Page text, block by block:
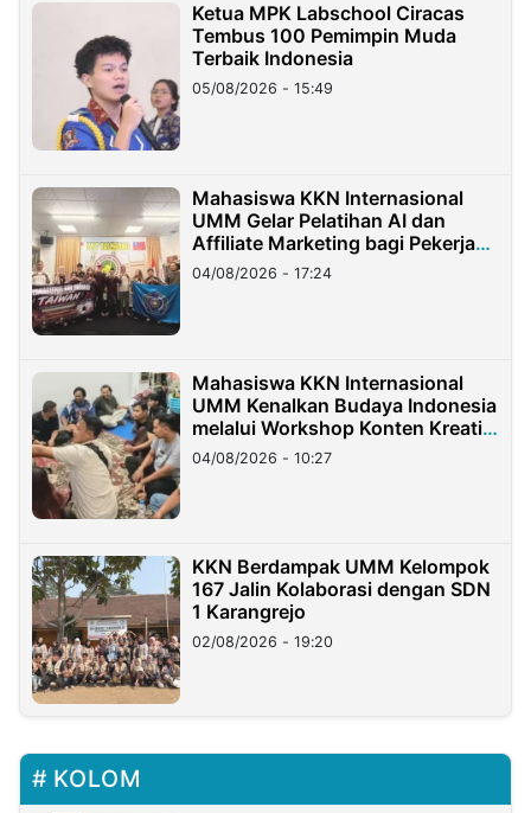
Ketua MPK Labschool Ciracas
Tembus 100 Pemimpin Muda
Terbaik Indonesia
05/08/2026 - 15:49
Mahasiswa KKN Internasional
UMM Gelar Pelatihan AI dan
Affiliate Marketing bagi Pekerja
Migran Indonesia di Taiwan
04/08/2026 - 17:24
Mahasiswa KKN Internasional
UMM Kenalkan Budaya Indonesia
melalui Workshop Konten Kreatif
di Taiwan
04/08/2026 - 10:27
KKN Berdampak UMM Kelompok
167 Jalin Kolaborasi dengan SDN
1 Karangrejo
02/08/2026 - 19:20
KOLOM